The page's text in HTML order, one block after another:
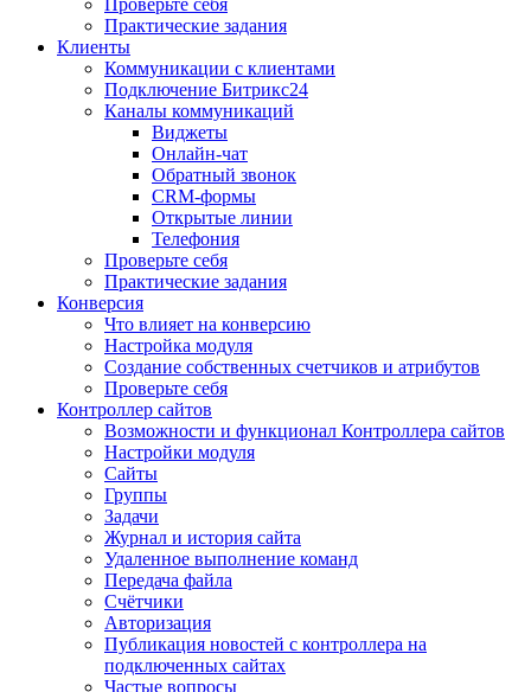
Проверьте себя
Практические задания
Клиенты
Коммуникации с клиентами
Подключение Битрикс24
Каналы коммуникаций
Виджеты
Онлайн-чат
Обратный звонок
CRM-формы
Открытые линии
Телефония
Проверьте себя
Практические задания
Конверсия
Что влияет на конверсию
Настройка модуля
Создание собственных счетчиков и атрибутов
Проверьте себя
Контроллер сайтов
Возможности и функционал Контроллера сайтов
Настройки модуля
Сайты
Группы
Задачи
Журнал и история сайта
Удаленное выполнение команд
Передача файла
Счётчики
Авторизация
Публикация новостей с контроллера на
подключенных сайтах
Частые вопросы